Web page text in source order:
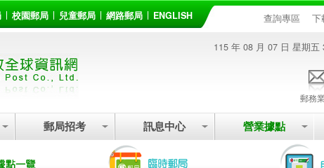
校園郵局 兒童郵局 網路郵局 ENGLISH 查詢專區 下
115 年 08 月 07 日 星期五
郵務
郵局招考 訊息中心 營業據點